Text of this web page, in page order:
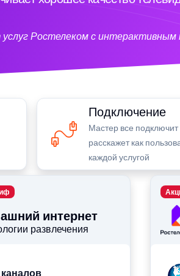
Ростелеком с интерактивным
Подключение
Мастер все подключит
расскажет как
каждой услугой
интернет
развлечения
каналов